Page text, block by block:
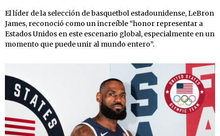
El líder de la selección de basquetbol estadounidense, LeBron
James, reconoció como un increíble “honor representar a
Estados Unidos en este escenario global, especialmente en un
momento que puede unir al mundo entero”.